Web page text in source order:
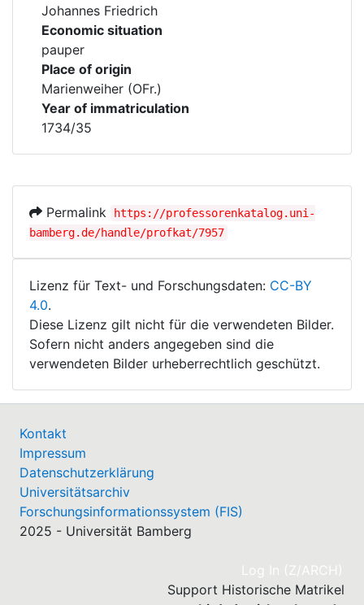
Johannes Friedrich
Economic situation
pauper
Place of origin
Marienweiher (OFr.)
Year of immatriculation
1734/35
Permalink
https://professorenkatalog.uni-
bamberg.de/handle/profkat/7957
Lizenz für Text- und Forschungsdaten: CC-BY
4.0.
Diese Lizenz gilt nicht für die verwendeten Bilder.
Sofern nicht anders angegeben sind die
verwendeten Bilder urheberrechtlich geschützt.
Kontakt
Impressum
Datenschutzerklärung
Universitätsarchiv
Forschungsinformationssystem (FIS)
2025 - Universität Bamberg
Log In (Z/ARCH)
Support Historische Matrikel